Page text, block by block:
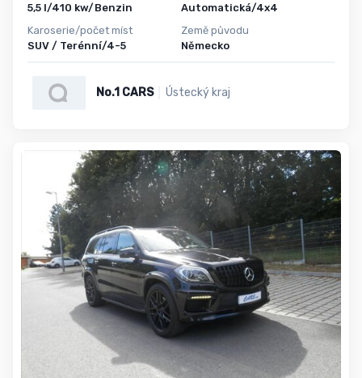
5,5 l/410 kw/Benzin
Karoserie/počet míst
SUV / Terénní/4-5
Automatická/4x4
Země původu
Německo
No.1 CARS Ústecký kraj